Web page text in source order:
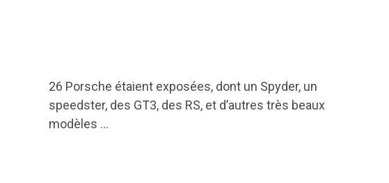
26 Porsche étaient exposées, dont un Spyder, un
speedster, des GT3, des RS, et d’autres très beaux
modèles …